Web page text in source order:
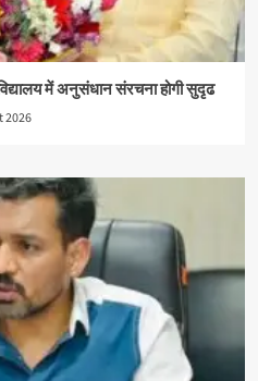
में अनुसंधान संरचना होगी सुदृढ
2026